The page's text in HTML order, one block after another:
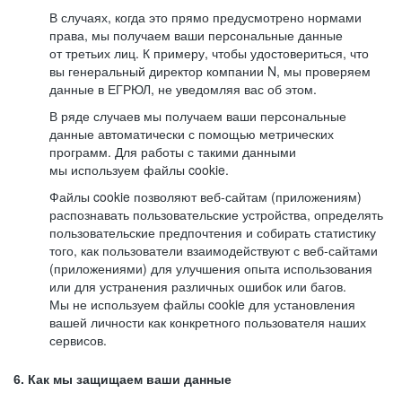
В случаях, когда это прямо предусмотрено нормами
права, мы получаем ваши персональные данные
от третьих лиц. К примеру, чтобы удостовериться, что
вы генеральный директор компании N, мы проверяем
данные в ЕГРЮЛ, не уведомляя вас об этом.
В ряде случаев мы получаем ваши персональные
данные автоматически с помощью метрических
программ. Для работы с такими данными
мы используем файлы cookie.
Файлы cookie позволяют веб-сайтам (приложениям)
распознавать пользовательские устройства, определять
пользовательские предпочтения и собирать статистику
того, как пользователи взаимодействуют с веб-сайтами
(приложениями) для улучшения опыта использования
или для устранения различных ошибок или багов.
Мы не используем файлы cookie для установления
вашей личности как конкретного пользователя наших
сервисов.
6. Как мы защищаем ваши данные